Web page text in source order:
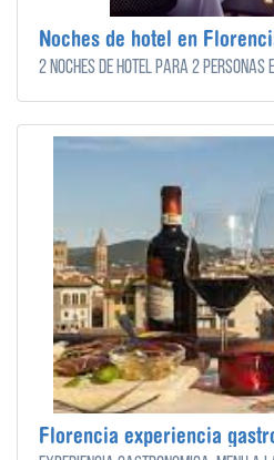
Noches de hotel en
2 noches de hotel para 2 personas
Florencia experiencia